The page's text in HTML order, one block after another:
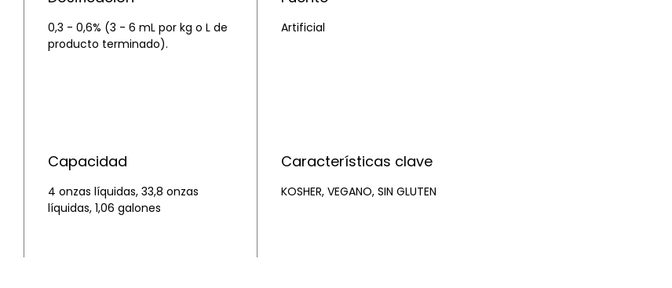
0,3 - 0,6% (3 - 6 mL por kg o L de
producto terminado).
Artificial
Capacidad
4 onzas líquidas, 33,8 onzas
líquidas, 1,06 galones
Características clave
KOSHER, VEGANO, SIN GLUTEN